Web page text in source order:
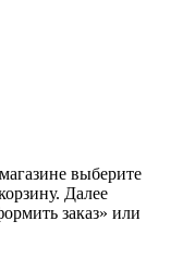
выберите
Далее
заказ» или